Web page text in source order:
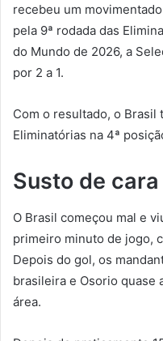
recebeu um
pela 9ª rodada das
do Mundo de 2026, a
por 2 a 1.
Com o resultado, o
Eliminatórias na 4ª
Susto de
O Brasil começou mal e
primeiro minuto de jogo,
Depois do gol, os
brasileira e Osorio quase
área.